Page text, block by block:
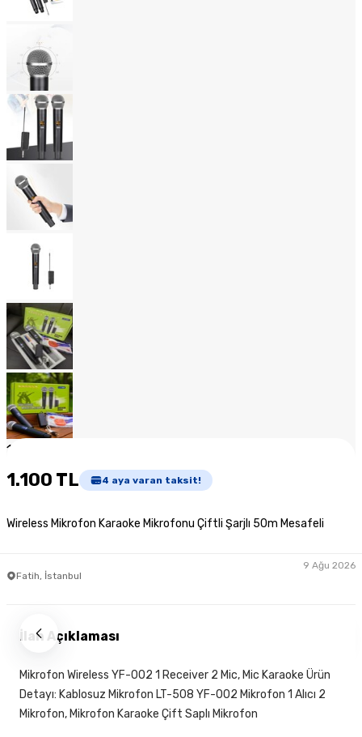
1
1.100 TL 4 aya varan taksit!
Wireless Mikrofon Karaoke Mikrofonu Çiftli Şarjlı 50m Mesafeli
Fatih, İstanbul
9 Ağu 2026
İlan Açıklaması
Mikrofon Wireless YF-002 1 Receiver 2 Mic, Mic Karaoke Ürün
Detayı: Kablosuz Mikrofon LT-508 YF-002 Mikrofon 1 Alıcı 2
Mikrofon, Mikrofon Karaoke Çift Saplı Mikrofon